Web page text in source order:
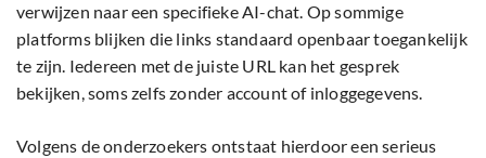
verwijzen naar een specifieke AI-chat. Op sommige
platforms blijken die links standaard openbaar toegankelijk
te zijn. Iedereen met de juiste URL kan het gesprek
bekijken, soms zelfs zonder account of inloggegevens.
Volgens de onderzoekers ontstaat hierdoor een serieus